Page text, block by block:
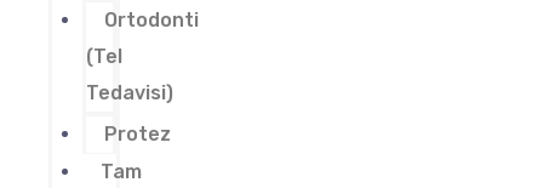
Ortodonti
(Tel
Tedavisi)
Protez
Tam